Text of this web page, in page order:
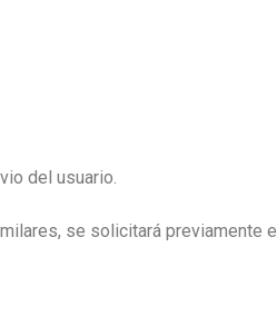
del usuario.
se solicitará previamente